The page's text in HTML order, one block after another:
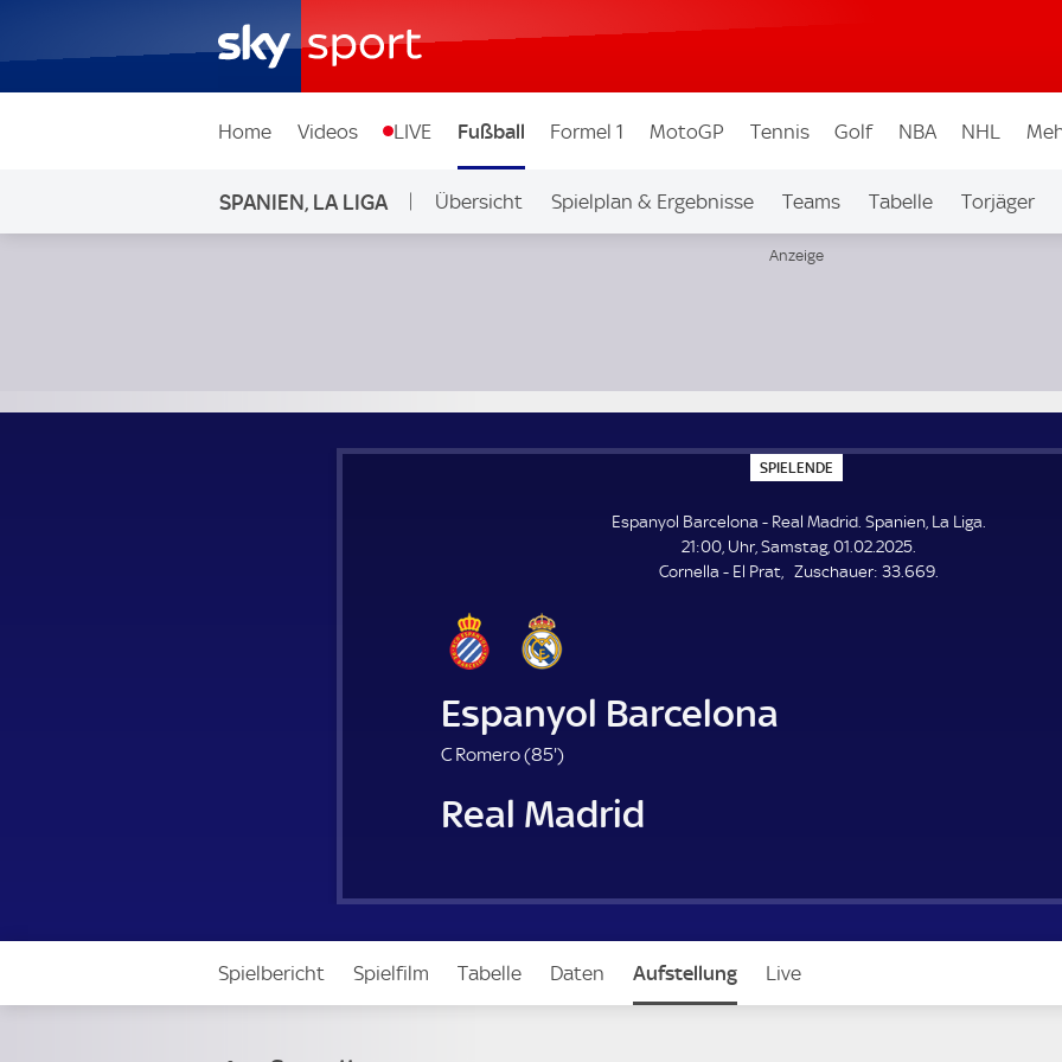
Home Videos LIVE Fußball Formel 1 MotoGP Tennis Golf NBA NHL
SPANIEN, LA LIGA Übersicht Spielplan & Ergebnisse Teams Tabelle Torjäger
SPIELENDE
P
E
L
E
N
Espanyol Barcelona - Real Madrid. Spanien, La Liga.
21:00, Uhr, Samstag, 01.02.2025.
Cornella - El Prat
Zuschauer: Z
33.669.
Espanyol Barcelona
C Romero (85'8
.
m
u
e
)
Real Madrid
Spielbericht Spielfilm Tabelle Daten Aufstellung Live